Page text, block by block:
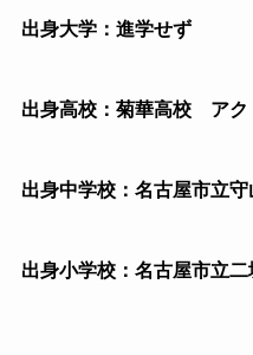
出身大学：進学せず
出身高校：菊華高校 アク
出身中学校：名古屋市立
出身小学校：名古屋市立